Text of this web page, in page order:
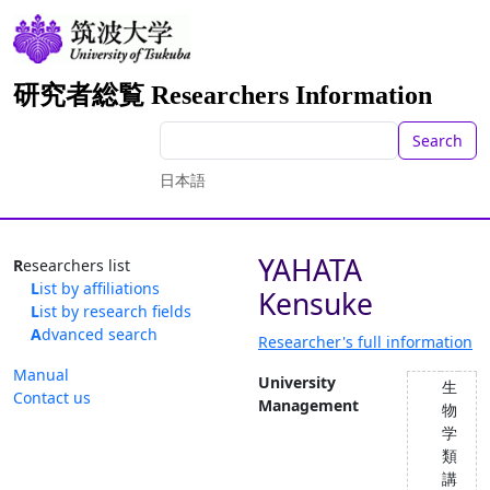
研究者総覧 Researchers Information
Search
日本語
Researchers list
List by affiliations
List by research fields
Advanced search
Manual
Contact us
YAHATA
Kensuke
Researcher's full information
University
Management
生
物
学
類
講